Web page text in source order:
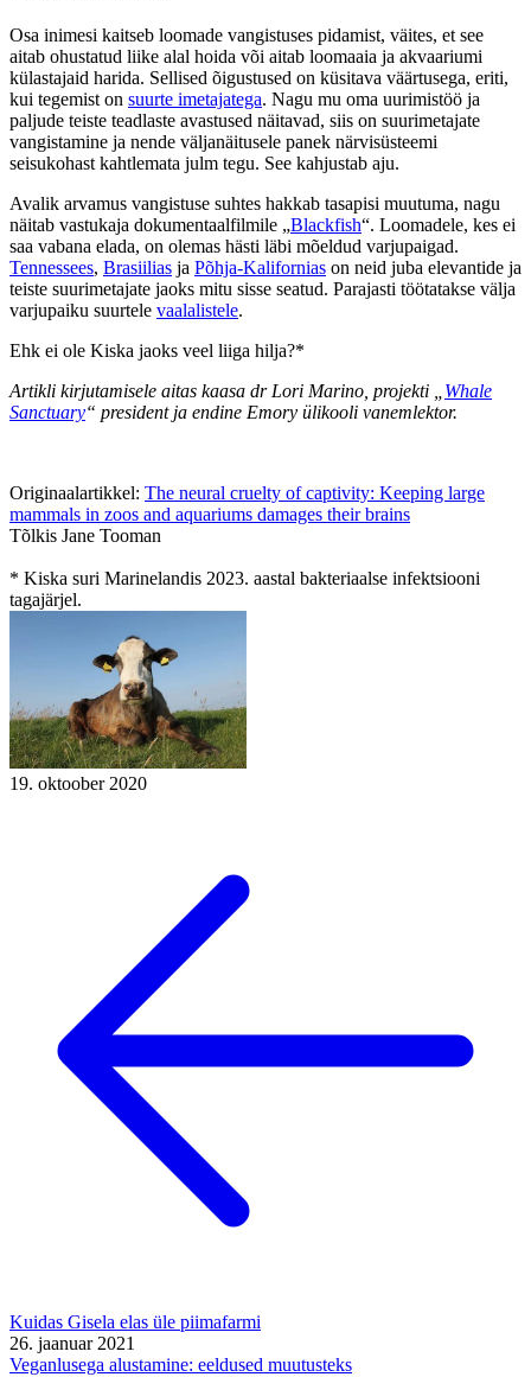
Osa inimesi kaitseb loomade vangistuses pidamist, väites, et see
aitab ohustatud liike alal hoida või aitab loomaaia ja akvaariumi
külastajaid harida. Sellised õigustused on küsitava väärtusega, eriti,
kui tegemist on suurte imetajatega. Nagu mu oma uurimistöö ja
paljude teiste teadlaste avastused näitavad, siis on suurimetajate
vangistamine ja nende väljanäitusele panek närvisüsteemi
seisukohast kahtlemata julm tegu. See kahjustab aju.
Avalik arvamus vangistuse suhtes hakkab tasapisi muutuma, nagu
näitab vastukaja dokumentaalfilmile „Blackfish“. Loomadele, kes ei
saa vabana elada, on olemas hästi läbi mõeldud varjupaigad.
Tennessees, Brasiilias ja Põhja-Kalifornias on neid juba elevantide ja
teiste suurimetajate jaoks mitu sisse seatud. Parajasti töötatakse välja
varjupaiku suurtele vaalalistele.
Ehk ei ole Kiska jaoks veel liiga hilja?*
Artikli kirjutamisele aitas kaasa dr Lori Marino, projekti „ Whale
Sanctuary“ president ja endine Emory ülikooli vanemlektor.
Originaalartikkel: The neural cruelty of captivity: Keeping large
mammals in zoos and aquariums damages their brains
Tõlkis Jane Tooman
* Kiska suri Marinelandis 2023. aastal bakteriaalse infektsiooni
tagajärjel.
19. oktoober 2020
Kuidas Gisela elas üle piimafarmi
26. jaanuar 2021
Veganlusega alustamine: eeldused muutusteks